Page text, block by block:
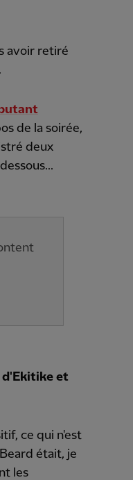
avoir retiré
de la soirée,
deux
d'Ekitike et
ce qui n'est
était, je
les